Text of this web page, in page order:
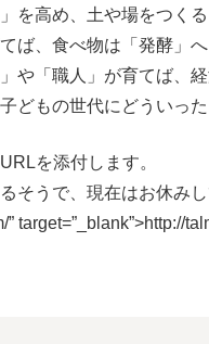
を高め、土や場をつく
ば、食べ物は「発酵」へ
や「職人」が育てば、
どもの世代にどういっ
を添付します。
そうで、現在はお休み
” target=”_blank”>http://